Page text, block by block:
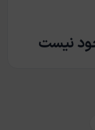
نیست